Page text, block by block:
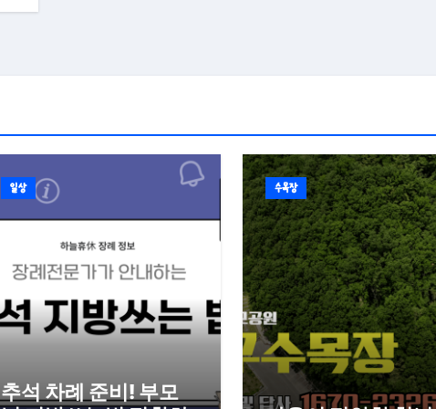
일상
추석 차례 준비! 부모
수목장